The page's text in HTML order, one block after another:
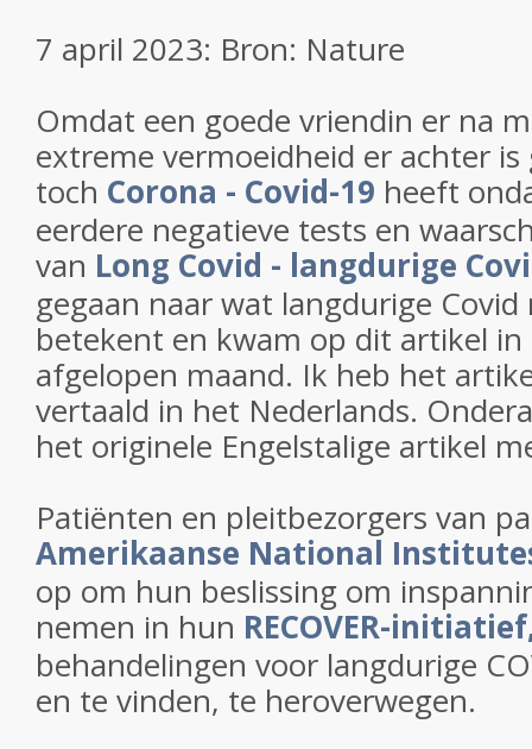
7 april 2023: Bron: Nature
Omdat een goede vriendin er na
extreme vermoeidheid er achter
toch Corona - Covid-19 heeft
eerdere negatieve tests en
van Long Covid - langdurige
gegaan naar wat langdurige
betekent en kwam op dit artikel
afgelopen maand. Ik heb het
vertaald in het Nederlands.
het originele Engelstalige artikel
Patiënten en pleitbezorgers van
Amerikaanse National
op om hun beslissing om
nemen in hun RECOVER-
behandelingen voor langdurige
en te vinden, te heroverwegen.